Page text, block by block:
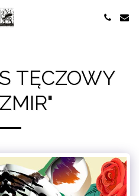
TĘCZOWY